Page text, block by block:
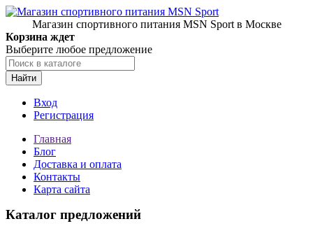
Магазин спортивного питания MSN Sport в Москве
Корзина ждет
Выберите любое предложение
Найти
Вход
Регистрация
Главная
Блог
Доставка и оплата
Контакты
Карта сайта
Каталог предложений